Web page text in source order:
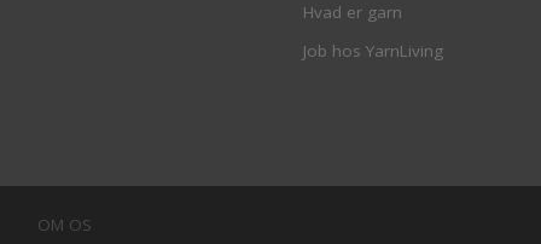
Hvad er garn
Job hos YarnLiving
OM OS